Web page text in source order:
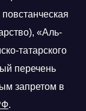
«Аль-
татарского
перечень
запретом в
.